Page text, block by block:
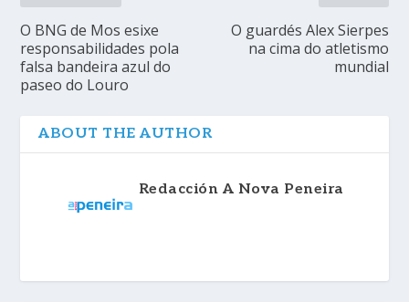
O BNG de Mos esixe
responsabilidades pola
falsa bandeira azul do
paseo do Louro
O guardés Alex Sierpes
na cima do atletismo
mundial
ABOUT THE AUTHOR
Redacción A Nova Peneira